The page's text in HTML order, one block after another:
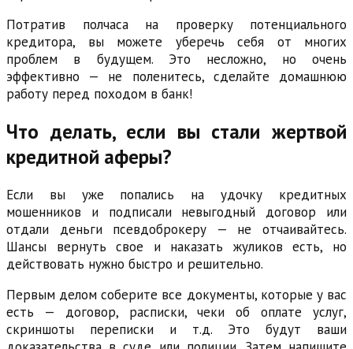
Потратив полчаса на проверку потенциального
кредитора, вы можете уберечь себя от многих
проблем в будущем. Это несложно, но очень
эффективно — не поленитесь, сделайте домашнюю
работу перед походом в банк!
Что делать, если вы стали жертвой
кредитной аферы?
Если вы уже попались на удочку кредитных
мошенников и подписали невыгодный договор или
отдали деньги псевдоброкеру — не отчаивайтесь.
Шансы вернуть свое и наказать жуликов есть, но
действовать нужно быстро и решительно.
Первым делом соберите все документы, которые у вас
есть — договор, расписки, чеки об оплате услуг,
скриншоты переписки и т.д. Это будут ваши